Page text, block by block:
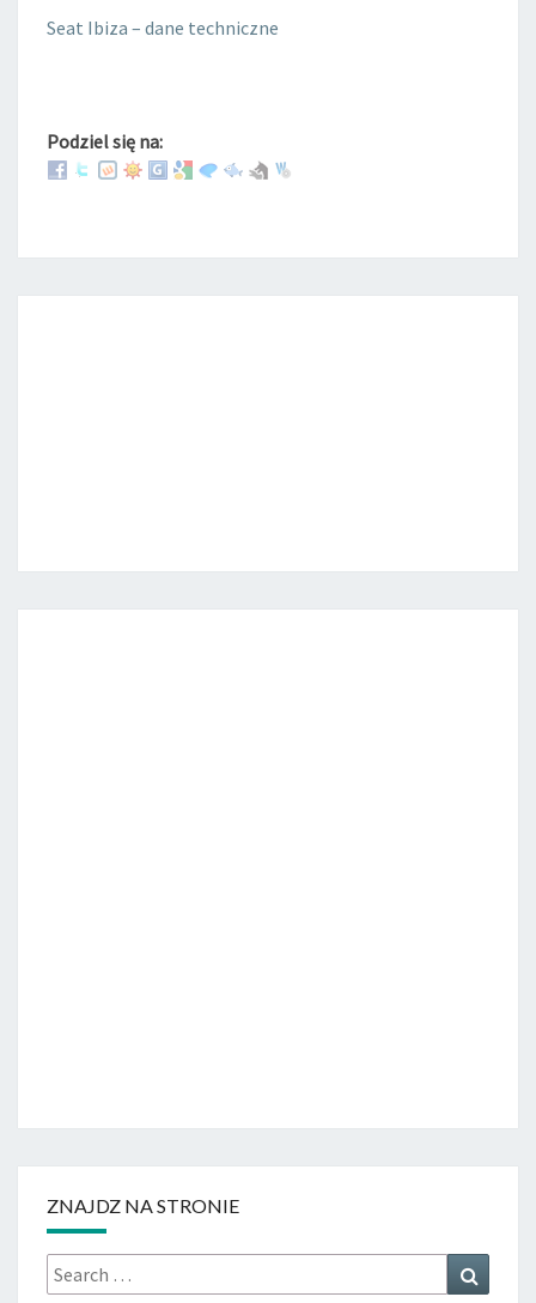
Seat Ibiza – dane techniczne
Podziel się na:
ZNAJDZ NA STRONIE
Search
for: